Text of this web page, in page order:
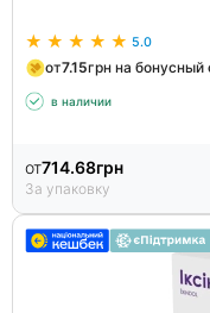
5.0
от7.15грн на бонусный
в наличии
от714.68грн
За упаковку